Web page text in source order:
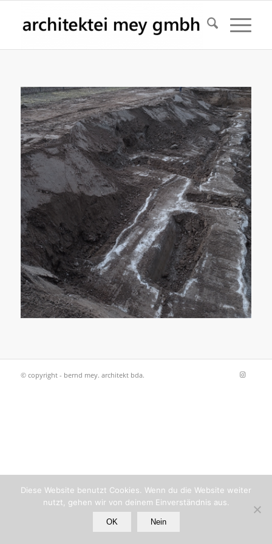
© copyright - bernd mey. architekt bda.
Diese Website benutzt Cookies. Wenn du die Website weiter
nutzt, gehen wir von deinem Einverständnis aus.
OK Nein